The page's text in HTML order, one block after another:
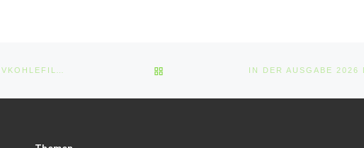
ZURÜCK ZUR BEITRAGSLISTE